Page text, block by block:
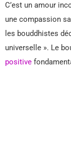
C’est un amour
une compassion
les bouddhistes
universelle ». Le
positive